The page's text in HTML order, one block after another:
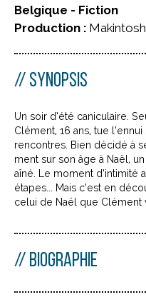
Belgique - Fiction
Production :
SYNOPSIS
Un soir d’été caniculaire.
Clément, 16 ans, tue
rencontres. Bien décidé à
ment sur son âge à Naël,
aîné. Le moment
étapes... Mais c’est en
celui de Naël que Clément
BIOGRAPHIE